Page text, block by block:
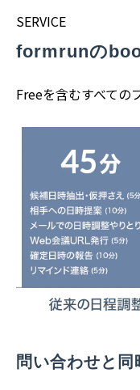
SERVICE
formrunの
Freeを含むすべての
問い合わせと